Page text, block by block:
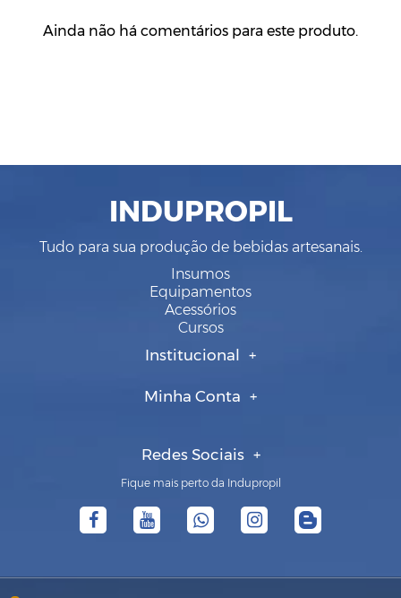
Ainda não há comentários para este produto.
INDUPROPIL
Tudo para sua produção de bebidas artesanais.
Insumos
Equipamentos
Acessórios
Cursos
Institucional
Minha Conta
Redes Sociais
Fique mais perto da Indupropil